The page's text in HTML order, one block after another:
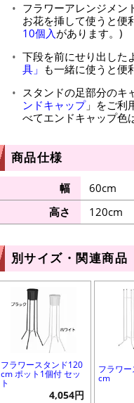
フラワーアレンジメン
お花を挿して使うと便
10個入 があります。)
下段を前にせり出した
具」 も一緒に使うと便
スタンドの足部分のキ
ンドキャップ」をご利
べてエンドキャップ色
商品仕様
幅
60cm
高さ
120cm
別サイズ・関連商品
フラワースタンド120
cm ポット1個付 セッ
ト
4,054円
フラワ
cm